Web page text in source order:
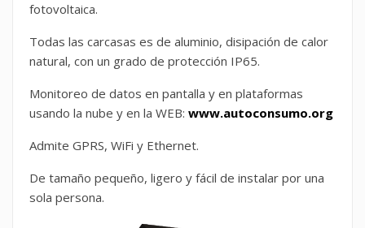
fotovoltaica.
Todas las carcasas es de aluminio, disipación de calor
natural, con un grado de protección IP65.
Monitoreo de datos en pantalla y en plataformas
usando la nube y en la WEB: www.autoconsumo.org
Admite GPRS, WiFi y Ethernet.
De tamaño pequeño, ligero y fácil de instalar por una
sola persona.